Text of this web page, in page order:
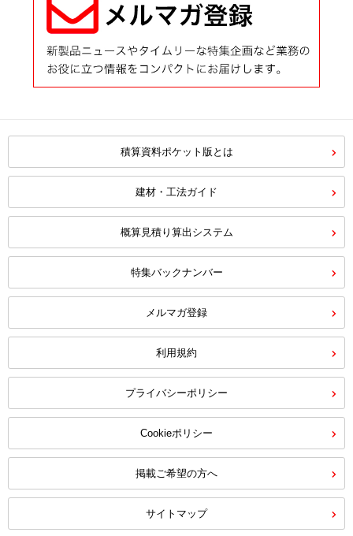
積算資料ポケット版とは
建材・工法ガイド
概算見積り算出システム
特集バックナンバー
メルマガ登録
利用規約
プライバシーポリシー
Cookieポリシー
掲載ご希望の方へ
サイトマップ